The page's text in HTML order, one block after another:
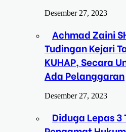
Desember 27, 2023
Achmad Zaini
Tudingan Kejari
KUHAP, Secara
Ada Pelanggaran
Desember 27, 2023
Diduga Lepas 3